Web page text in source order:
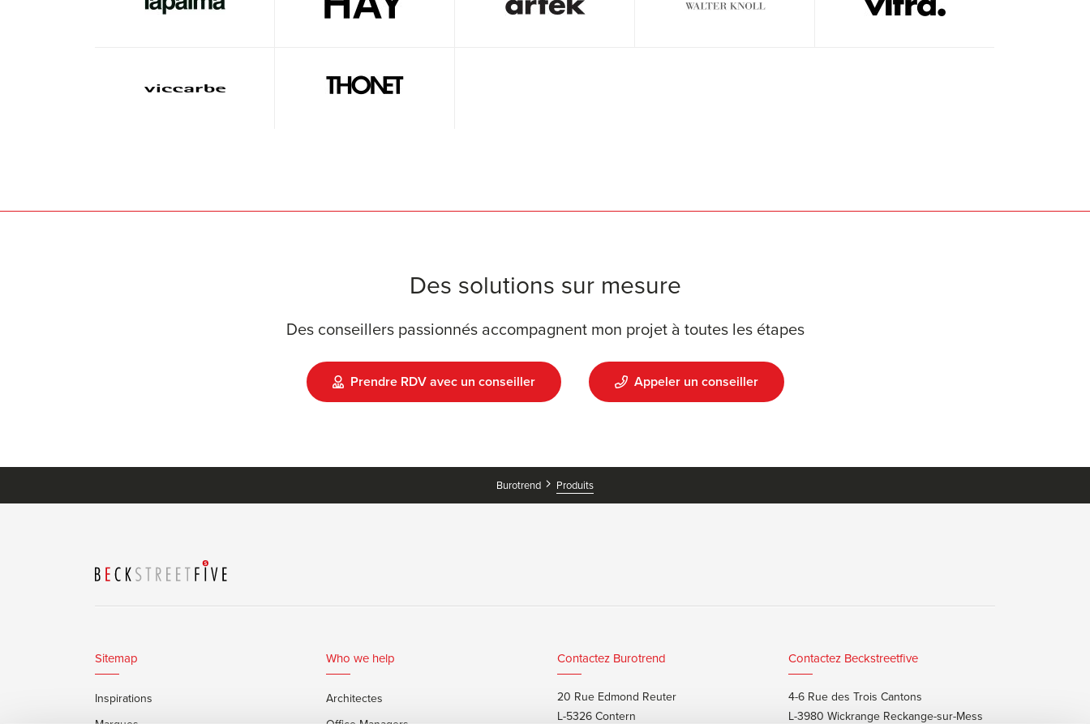
Des solutions sur mesure
Des conseillers passionnés accompagnent mon projet à toutes les étapes
Prendre RDV avec un conseiller Appeler un conseiller
Burotrend Produits
Sitemap
Inspirations
Who we help
Architectes
Contactez Burotrend
20 Rue Edmond Reuter
L-5326 Contern
Contactez Beckstreetfive
4-6 Rue des Trois Cantons
L-3980 Wickrange Reckange-sur-Mess